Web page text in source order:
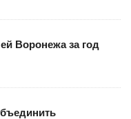
Воронежа за год